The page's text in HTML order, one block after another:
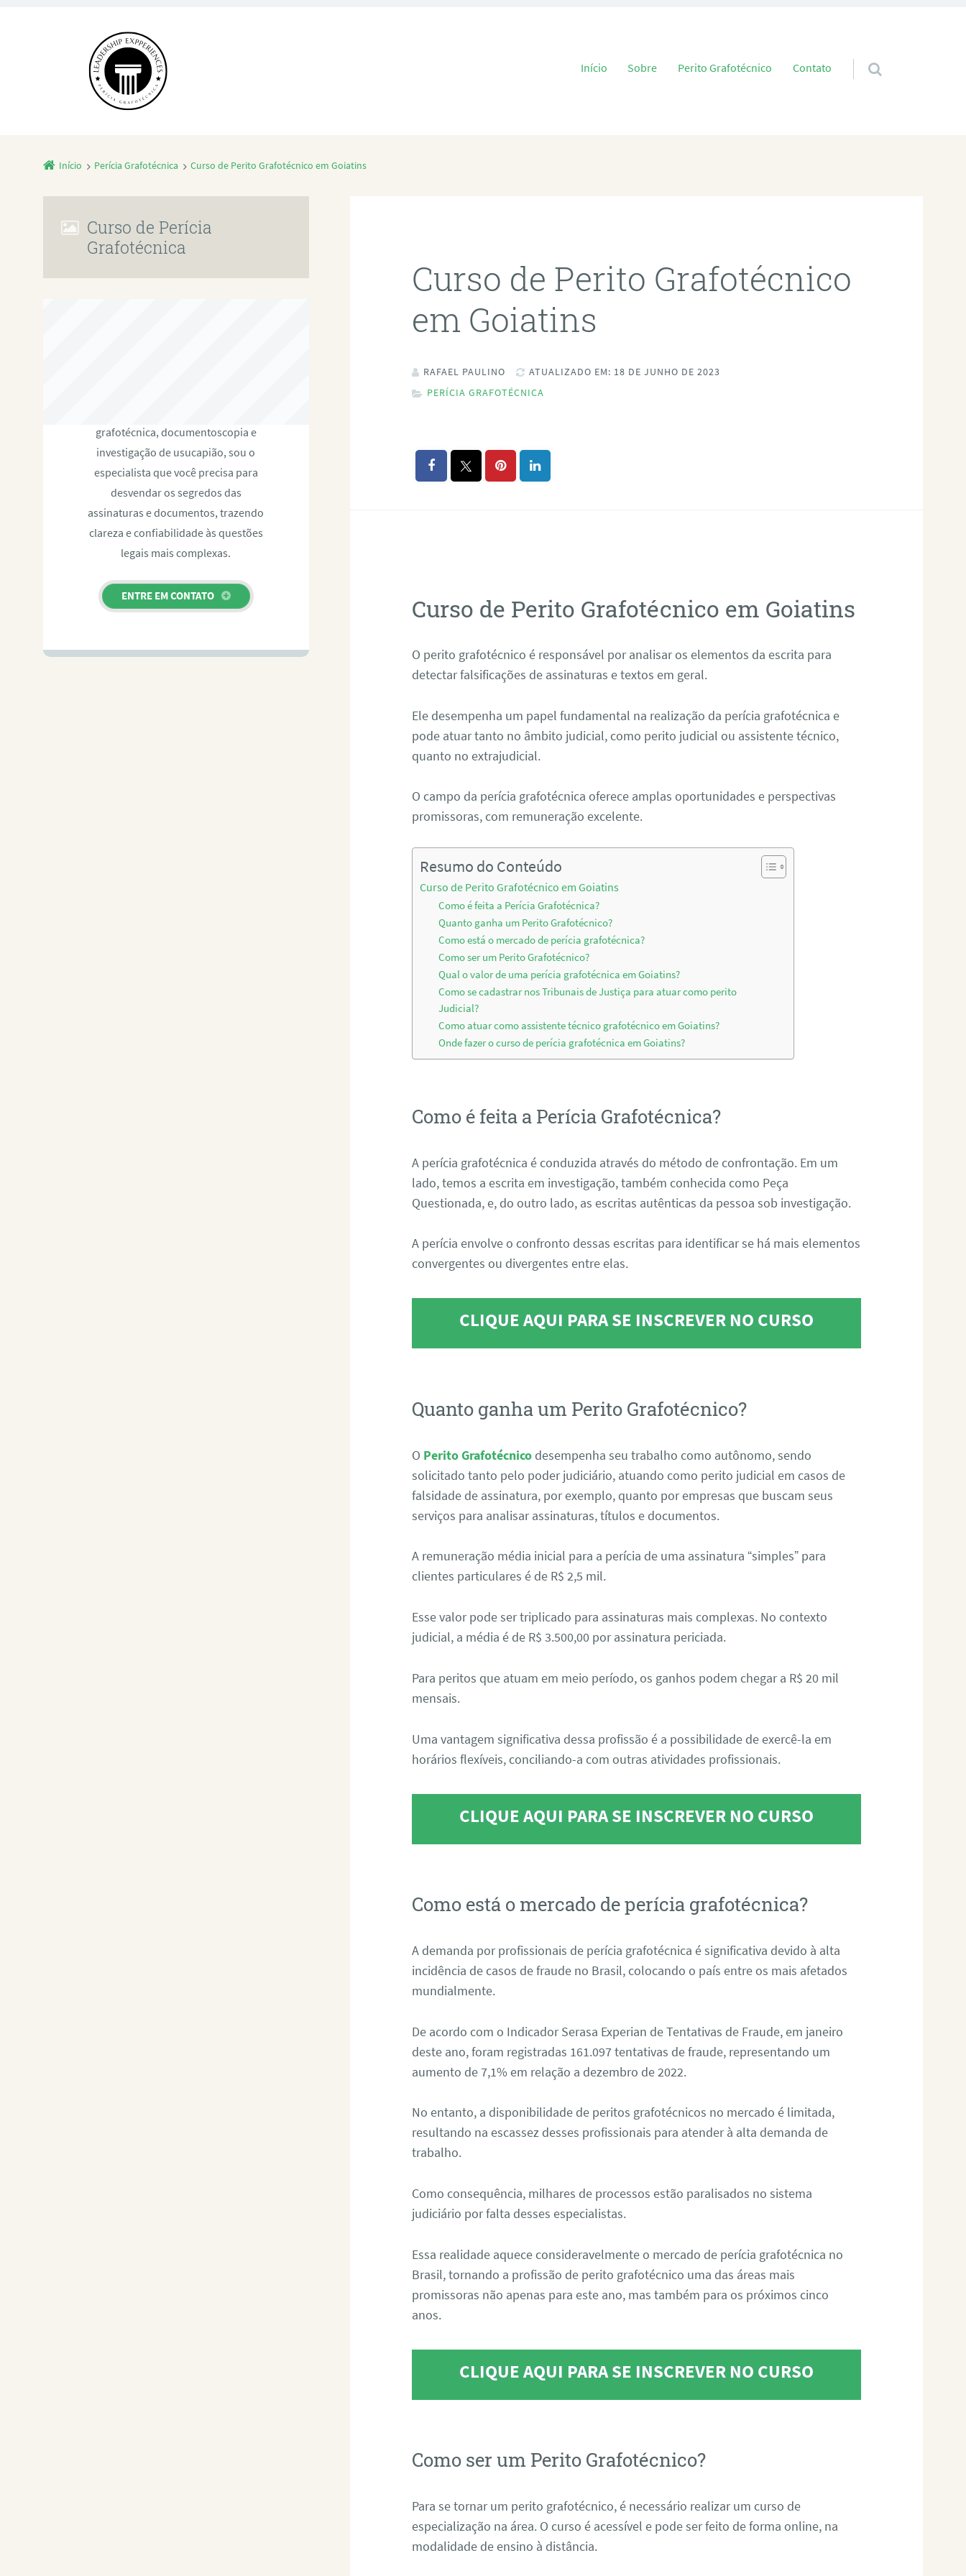
Pular para o conteúdo
Início Sobre Perito Grafotécnico Contato
Início Perícia Grafotécnica Curso de Perito Grafotécnico em Goiatins
Curso de Perito Grafotécnico
em Goiatins
RAFAEL PAULINO
ATUALIZADO EM: 18 DE JUNHO DE 2023
PERÍCIA GRAFOTÉCNICA
Curso de Perito Grafotécnico em Goiatins
O perito grafotécnico é responsável por analisar os elementos da escrita para
detectar falsificações de assinaturas e textos em geral.
Ele desempenha um papel fundamental na realização da perícia grafotécnica e
pode atuar tanto no âmbito judicial, como perito judicial ou assistente técnico,
quanto no extrajudicial.
O campo da perícia grafotécnica oferece amplas oportunidades e perspectivas
promissoras, com remuneração excelente.
Resumo do Conteúdo
Curso de Perito Grafotécnico em Goiatins
Como é feita a Perícia Grafotécnica?
Quanto ganha um Perito Grafotécnico?
Como está o mercado de perícia grafotécnica?
Como ser um Perito Grafotécnico?
Qual o valor de uma perícia grafotécnica em Goiatins?
Como se cadastrar nos Tribunais de Justiça para atuar como perito
Judicial?
Como atuar como assistente técnico grafotécnico em Goiatins?
Onde fazer o curso de perícia grafotécnica em Goiatins?
Como é feita a Perícia Grafotécnica?
A perícia grafotécnica é conduzida através do método de confrontação. Em um
lado, temos a escrita em investigação, também conhecida como Peça
Questionada, e, do outro lado, as escritas autênticas da pessoa sob investigação.
A perícia envolve o confronto dessas escritas para identificar se há mais elementos
convergentes ou divergentes entre elas.
CLIQUE AQUI PARA SE INSCREVER NO CURSO
Quanto ganha um Perito Grafotécnico?
O Perito Grafotécnico desempenha seu trabalho como autônomo, sendo
solicitado tanto pelo poder judiciário, atuando como perito judicial em casos de
falsidade de assinatura, por exemplo, quanto por empresas que buscam seus
serviços para analisar assinaturas, títulos e documentos.
A remuneração média inicial para a perícia de uma assinatura “simples” para
clientes particulares é de R$ 2,5 mil.
Esse valor pode ser triplicado para assinaturas mais complexas. No contexto
judicial, a média é de R$ 3.500,00 por assinatura periciada.
Para peritos que atuam em meio período, os ganhos podem chegar a R$ 20 mil
mensais.
Uma vantagem significativa dessa profissão é a possibilidade de exercê-la em
horários flexíveis, conciliando-a com outras atividades profissionais.
CLIQUE AQUI PARA SE INSCREVER NO CURSO
Como está o mercado de perícia grafotécnica?
A demanda por profissionais de perícia grafotécnica é significativa devido à alta
incidência de casos de fraude no Brasil, colocando o país entre os mais afetados
mundialmente.
De acordo com o Indicador Serasa Experian de Tentativas de Fraude, em janeiro
deste ano, foram registradas 161.097 tentativas de fraude, representando um
aumento de 7,1% em relação a dezembro de 2022.
No entanto, a disponibilidade de peritos grafotécnicos no mercado é limitada,
resultando na escassez desses profissionais para atender à alta demanda de
trabalho.
Como consequência, milhares de processos estão paralisados no sistema
judiciário por falta desses especialistas.
Essa realidade aquece consideravelmente o mercado de perícia grafotécnica no
Brasil, tornando a profissão de perito grafotécnico uma das áreas mais
promissoras não apenas para este ano, mas também para os próximos cinco
anos.
CLIQUE AQUI PARA SE INSCREVER NO CURSO
Como ser um Perito Grafotécnico?
Para se tornar um perito grafotécnico, é necessário realizar um curso de
especialização na área. O curso é acessível e pode ser feito de forma online, na
modalidade de ensino à distância.
Curso de Perícia
Grafotécnica
grafotécnica, documentoscopia e
investigação de usucapião, sou o
especialista que você precisa para
desvendar os segredos das
assinaturas e documentos, trazendo
clareza e confiabilidade às questões
legais mais complexas.
ENTRE EM CONTATO